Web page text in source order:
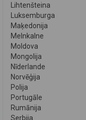
Lihtenšteina
Luksemburga
Maķedonija
Melnkalne
Moldova
Mongolija
Nīderlande
Norvēģija
Polija
Portugāle
Rumānija
Serbija